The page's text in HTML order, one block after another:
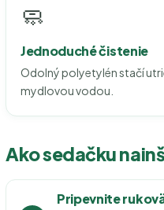
🧼
Jednoduché čistenie
Odolný polyetylén stačí
mydlovou vodou.
Ako sedačku
Pripevnite